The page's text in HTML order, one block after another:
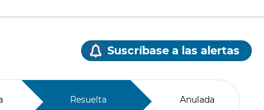
Suscríbase a las alertas
Resuelta Anulada